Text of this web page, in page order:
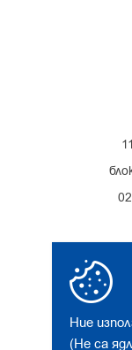
Ние
(Не са